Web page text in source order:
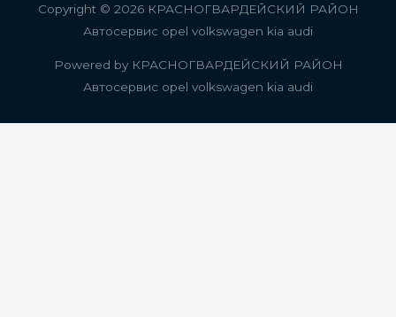
Copyright © 2026 КРАСНОГВАРДЕЙСКИЙ РАЙОН
Автосервис opel volkswagen kia audi
Powered by КРАСНОГВАРДЕЙСКИЙ РАЙОН
Автосервис opel volkswagen kia audi